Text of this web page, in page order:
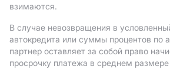
взимаются.
В случае невозвращения в
автокредита или суммы процентов по
партнер оставляет за собой право
просрочку платежа в среднем размере